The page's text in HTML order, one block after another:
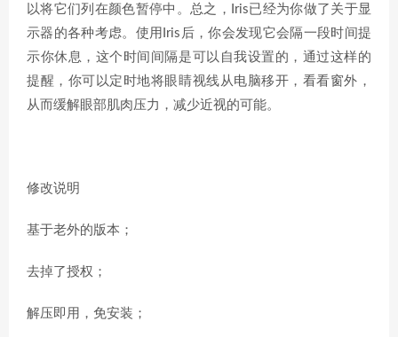
以将它们列在颜色暂停中。总之，Iris已经为你做了关于显
示器的各种考虑。使用Iris后，你会发现它会隔一段时间提
示你休息，这个时间间隔是可以自我设置的，通过这样的
提醒，你可以定时地将眼睛视线从电脑移开，看看窗外，
从而缓解眼部肌肉压力，减少近视的可能。
修改说明
基于老外的版本；
去掉了授权；
解压即用，免安装；